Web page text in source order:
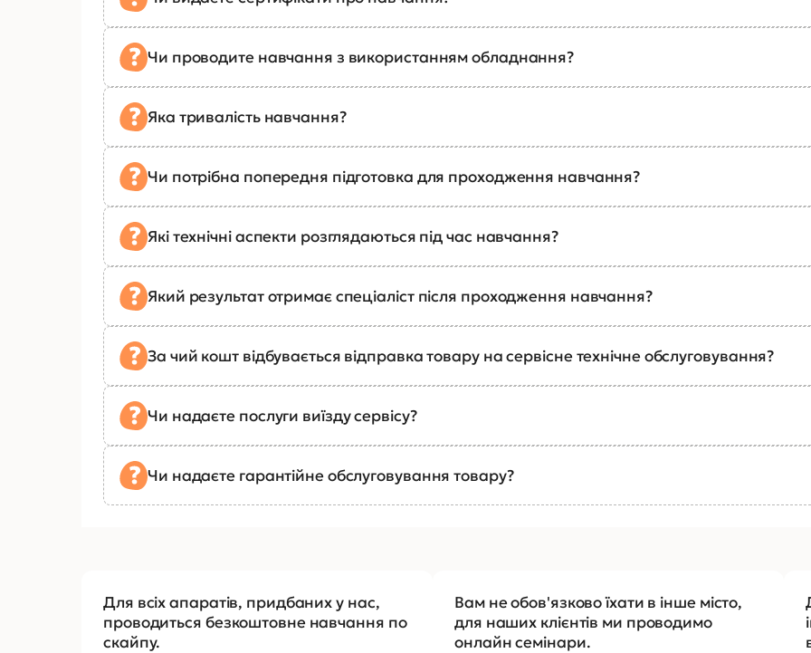
Чи проводите навчання з використанням обладнання?
Яка тривалість навчання?
Чи потрібна попередня підготовка для проходження навчання?
Які технічні аспекти розглядаються під час навчання?
Який результат отримає спеціаліст після проходження навчання?
За чий кошт відбувається відправка товару на сервісне технічне обслуговування?
Чи надаєте послуги виїзду сервісу?
Чи надаєте гарантійне обслуговування товару?
Для всіх апаратів, придбаних у нас,
проводиться безкоштовне навчання по
скайпу.
Вам не обов'язково їхати в інше місто,
для наших клієнтів ми проводимо
онлайн семінари.